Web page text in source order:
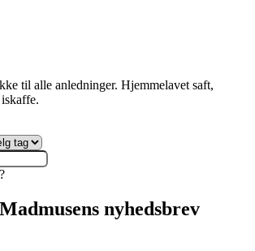
til alle anledninger. Hjemmelavet saft,
nyhedsbrev